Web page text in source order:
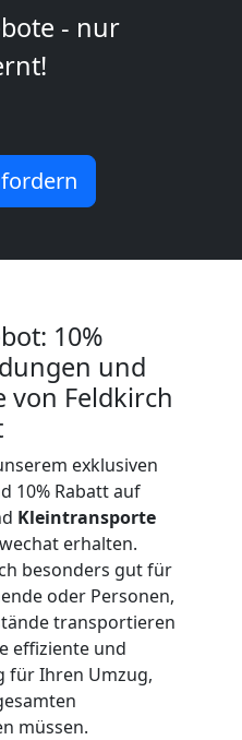
- nur
10%
und
von Feldkirch
exklusiven
10% Rabatt auf
Kleintransporte
erhalten.
besonders gut für
oder Personen,
transportieren
effiziente und
für Ihren Umzug,
müssen.